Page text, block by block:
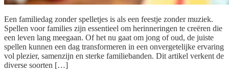
Een familiedag zonder spelletjes is als een feestje zonder muziek.
Spellen voor families zijn essentieel om herinneringen te creëren die
een leven lang meegaan. Of het nu gaat om jong of oud, de juiste
spellen kunnen een dag transformeren in een onvergetelijke ervaring
vol plezier, samenzijn en sterke familiebanden. Dit artikel verkent de
diverse soorten […]